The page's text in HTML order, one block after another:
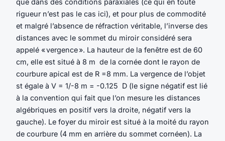
que dans des conditions paraxiales (ce qui en toute
rigueur n’est pas le cas ici), et pour plus de commodité
et malgré l’absence de réfraction véritable, l’inverse des
distances avec le sommet du miroir considéré sera
appelé « vergence ». La hauteur de la fenêtre est de 60
cm, elle est situé à 8 m de la cornée dont le rayon de
courbure apical est de R =8 mm. La vergence de l’objet
st égale à V = 1/-8 m = -0.125 D (le signe négatif est lié
à la convention qui fait que l’on mesure les distances
algébriques en positif vers la droite, négatif vers la
gauche). Le foyer du miroir est situé à la moité du rayon
de courbure (4 mm en arrière du sommet cornéen). La